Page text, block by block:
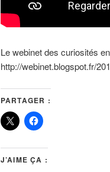
Le webinet des curiosités
http://webinet.blogspot.fr/
PARTAGER :
J’AIME ÇA :